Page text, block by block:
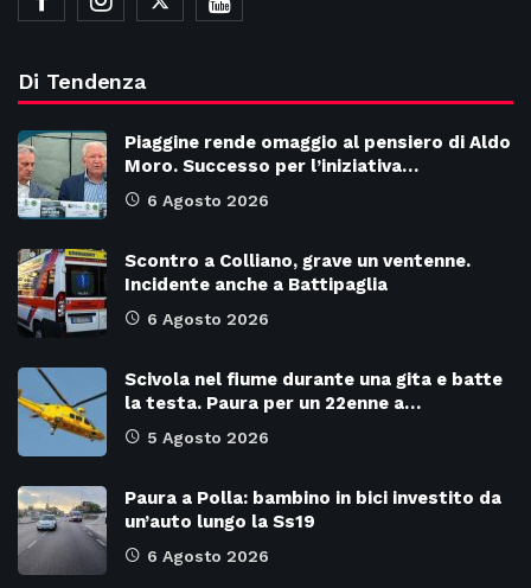
Di Tendenza
Piaggine rende omaggio al pensiero di Aldo
Moro. Successo per l’iniziativa…
6 Agosto 2026
Scontro a Colliano, grave un ventenne.
Incidente anche a Battipaglia
6 Agosto 2026
Scivola nel fiume durante una gita e batte
la testa. Paura per un 22enne a…
5 Agosto 2026
Paura a Polla: bambino in bici investito da
un’auto lungo la Ss19
6 Agosto 2026